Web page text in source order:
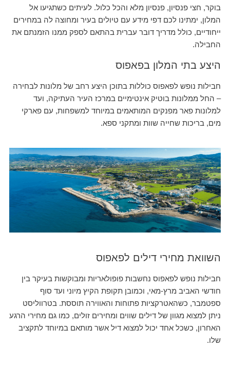
בוקר, חצי פנסיון, פנסיון מלא והכל כלול. לעיתים כשתגיעו אל
המלון, ימתינו לכם דפי מידע עם טיולים בעיר ומחוצה לה במחירים
ייחודיים, כולל מדריך דובר עברית בהתאם לספק ממנו הזמנתם את
החבילה.
היצע בתי המלון בפאפוס
חבילות נופש לפאפוס כוללות בתוכן היצע רחב של מלונות לבחירה
– החל ממלונות בוטיק אינטימיים במרכז העיר העתיקה, ועד
למלונות פאר מפנקים המותאמים במיוחד למשפחות, עם פארקי
מים, בריכות שחייה שוות ומתקני ספא.
השוואת מחירי דילים לפאפוס
חבילות נופש לפאפוס נחשבות פופולאריות ומבוקשות בעיקר בין
חודשי האביב מרץ-מאי, וכמובן תקופת הקיץ מיוני ועד סוף
ספטמבר, כשהאטרקציות פתוחות והאווירה תוססת. בטרווליסט
ניתן למצוא מגוון של דילים שווים ומחירים זולים, כמו גם מחירי הרגע
האחרון, כשכל אחד יכול למצוא דיל אשר מותאם במיוחד לתקציב
שלו.